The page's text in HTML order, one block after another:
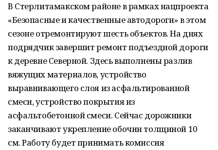
В Стерлитамакском районе в рамках нацпроекта
«Безопасные и качественные автодороги» в этом
сезоне отремонтируют шесть объектов. На днях
подрядчик завершит ремонт подъездной дороги
к деревне Северной. Здесь выполнены разлив
вяжущих материалов, устройство
выравнивающего слоя из асфальтированной
смеси, устройство покрытия из
асфальтобетонной смеси. Сейчас дорожники
заканчивают укрепление обочин толщиной 10
см. Работу будет принимать комиссия